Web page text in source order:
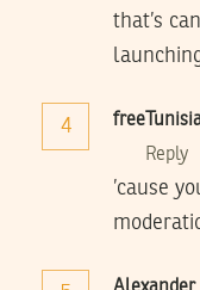
that’s
4
Reply
’cause